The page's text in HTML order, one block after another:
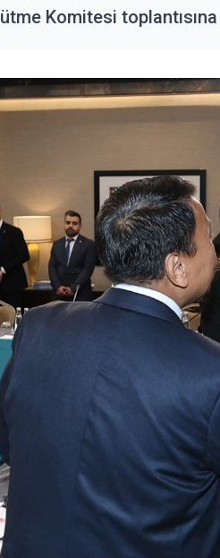
Komitesi toplantısına